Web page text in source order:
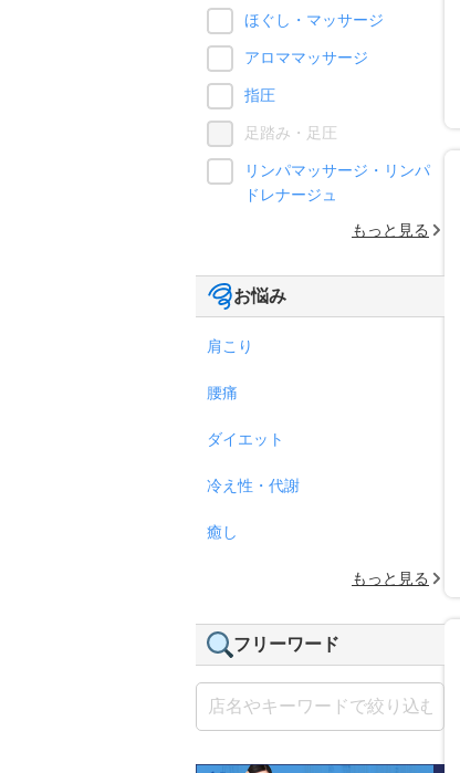
ほぐし・マッサージ
アロママッサージ
指圧
足踏み・足圧
リンパマッサージ・リンパ
ドレナージュ
もっと見る
お悩み
肩こり
腰痛
ダイエット
冷え性・代謝
癒し
もっと見る
フリーワード